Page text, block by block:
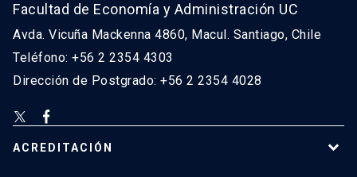
Facultad de Economía y Administración UC
Avda. Vicuña Mackenna 4860, Macul. Santiago, Chile
Teléfono: +56 2 2354 4303
Dirección de Postgrado: +56 2 2354 4028
ACREDITACIÓN